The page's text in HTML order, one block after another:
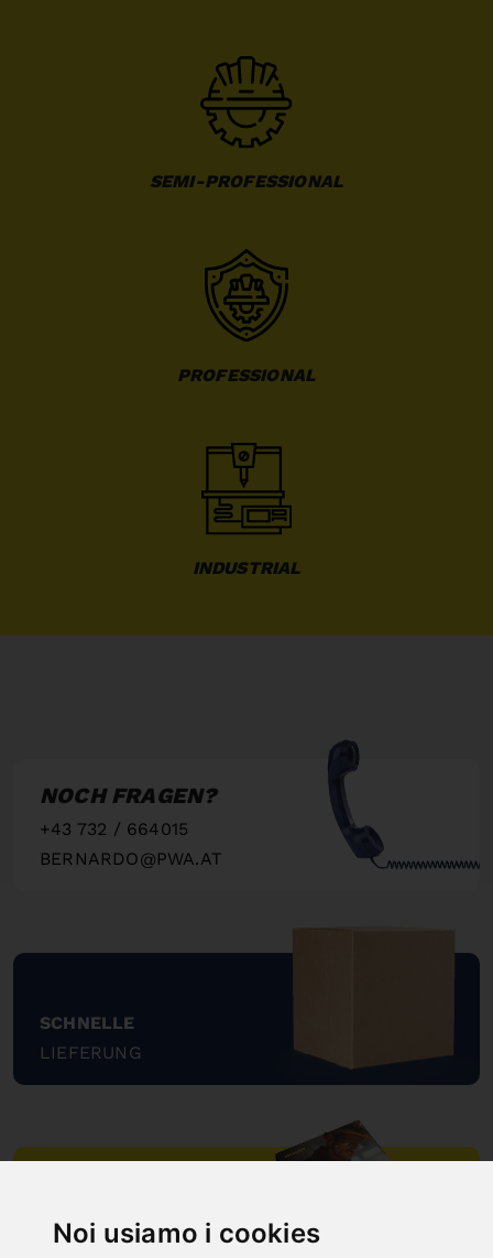
Noi usiamo i cookies
SEMI-PROFESSIONAL
PROFESSIONAL
INDUSTRIAL
NOCH FRAGEN?
+43 732 / 664015
BERNARDO@PWA.AT
SCHNELLE
LIEFERUNG
"
ONLINE
KATALOGE